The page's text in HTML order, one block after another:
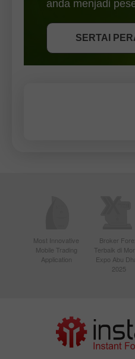
SERTAI
anda menjadi
SERTAI
SERTAI
Most Innovative
Mobile Trading
Application
Broker
Terbaik di
Expo Abu
2025